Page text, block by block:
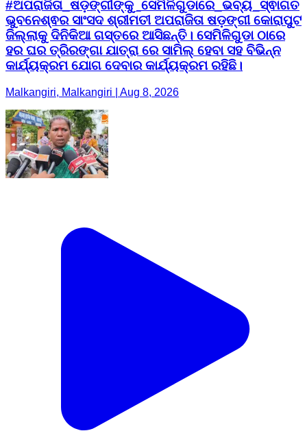
#ଅପରାଜିତା_ଷଡ଼ଙ୍ଗୀଙ୍କୁ_ସେମିଳିଗୁଡାରେ_ଭବ୍ୟ_ସ୍ଵାଗତ
ଭୁବନେଶ୍ଵର ସାଂସଦ ଶ୍ରୀମତୀ ଅପରାଜିତା ଷଡ଼ଙ୍ଗୀ କୋରାପୁଟ
ଜିଲ୍ଲାକୁ ଦିନିକିଆ ଗସ୍ତରେ ଆସିଛନ୍ତି। ସେମିଳିଗୁଡା ଠାରେ
ହର ଘର ତ୍ରିରଙ୍ଗା ଯାତ୍ରା ରେ ସାମିଲ୍ ହେବା ସହ ବିଭିନ୍ନ
କାର୍ଯ୍ୟକ୍ରମ ଯୋଗ ଦେବାର କାର୍ଯ୍ୟକ୍ରମ ରହିଛି।
Malkangiri, Malkangiri | Aug 8, 2026